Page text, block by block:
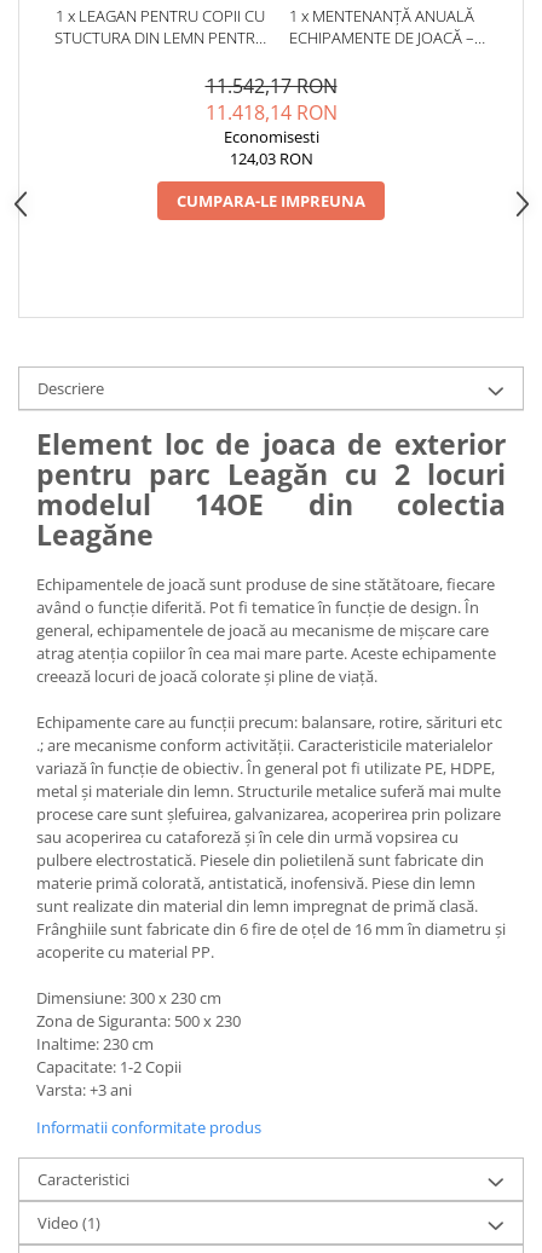
1 x LEAGAN PENTRU COPII CU
STUCTURA DIN LEMN PENTRU
1 x MENTENANȚĂ ANUALĂ
ECHIPAMENTE DE JOACĂ –
CONFORM SR EN 1176
11.542,17 RON
11.418,14 RON
Economisesti
124,03 RON
CUMPARA-LE IMPREUNA
Descriere
Element loc de joaca de exterior
pentru parc Leagăn cu 2 locuri
modelul 14OE din colectia
Leagăne
Echipamentele de joacă sunt produse de sine stătătoare, fiecare
având o funcție diferită. Pot fi tematice în funcție de design. În
general, echipamentele de joacă au mecanisme de mișcare care
atrag atenția copiilor în cea mai mare parte. Aceste echipamente
creează locuri de joacă colorate și pline de viață.
Echipamente care au funcții precum: balansare, rotire, sărituri etc
.; are mecanisme conform activității. Caracteristicile materialelor
variază în funcție de obiectiv. În general pot fi utilizate PE, HDPE,
metal și materiale din lemn. Structurile metalice suferă mai multe
procese care sunt șlefuirea, galvanizarea, acoperirea prin polizare
sau acoperirea cu cataforeză și în cele din urmă vopsirea cu
pulbere electrostatică. Piesele din polietilenă sunt fabricate din
materie primă colorată, antistatică, inofensivă. Piese din lemn
sunt realizate din material din lemn impregnat de primă clasă.
Frânghiile sunt fabricate din 6 fire de oțel de 16 mm în diametru și
acoperite cu material PP.
Dimensiune: 300 x 230 cm
Zona de Siguranta: 500 x 230
Inaltime: 230 cm
Capacitate: 1-2 Copii
Varsta: +3 ani
Informatii conformitate produs
Caracteristici
Video (1)